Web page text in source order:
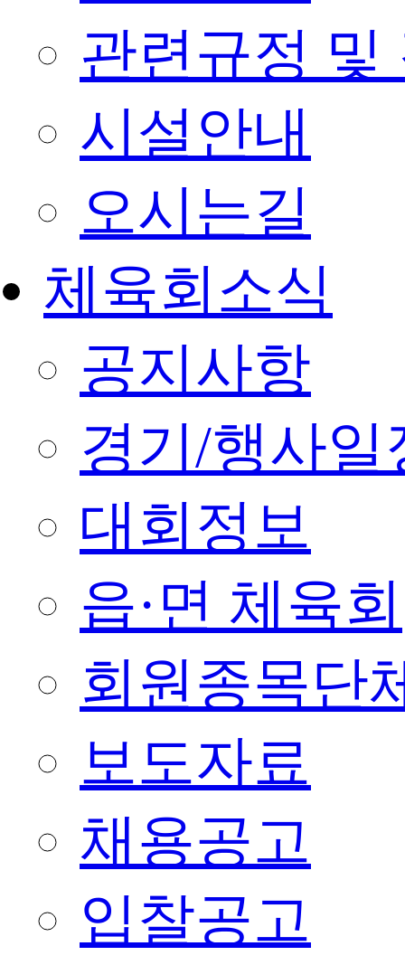
관련규정 및
시설안내
오시는길
체육회소식
공지사항
경기/행사일
대회정보
읍·면 체육회
회원종목단
보도자료
채용공고
입찰공고